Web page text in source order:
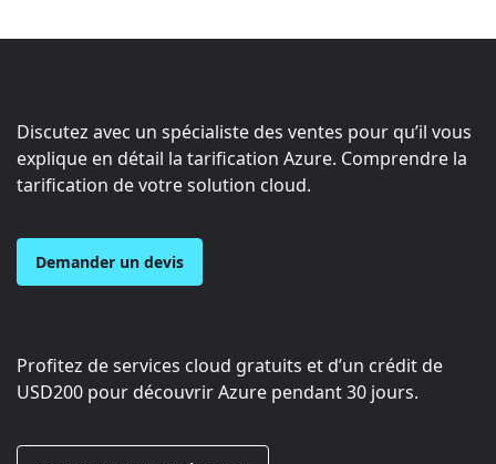
Discutez avec un spécialiste des ventes pour qu’il vous
explique en détail la tarification Azure. Comprendre la
tarification de votre solution cloud.
Demander un devis
Profitez de services cloud gratuits et d’un crédit de
USD200 pour découvrir Azure pendant 30 jours.